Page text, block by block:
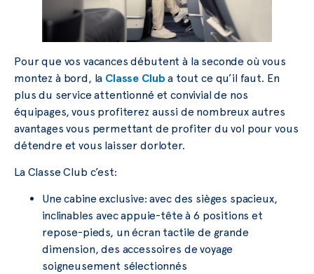
Pour que vos vacances débutent à la seconde où vous
montez à bord, la Classe Club a tout ce qu’il faut. En
plus du service attentionné et convivial de nos
équipages, vous profiterez aussi de nombreux autres
avantages vous permettant de profiter du vol pour vous
détendre et vous laisser dorloter.
La Classe Club c’est:
Une cabine exclusive: avec des sièges spacieux,
inclinables avec appuie-tête à 6 positions et
repose-pieds, un écran tactile de grande
dimension, des accessoires de voyage
soigneusement sélectionnés